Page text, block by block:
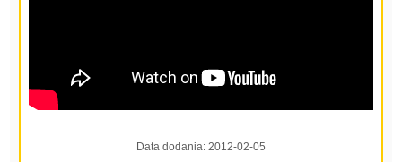
Data dodania: 2012-02-05